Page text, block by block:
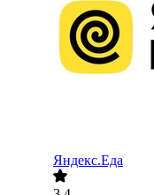
Яндекс.Еда